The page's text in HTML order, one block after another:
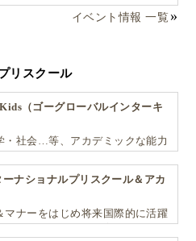
イベント情報 一覧
リスクール
（ゴーグローバルインターキ
・社会…等、アカデミックな能力
プリスクールです。
ナショナルプリスクール＆アカ
マナーをはじめ将来国際的に活躍